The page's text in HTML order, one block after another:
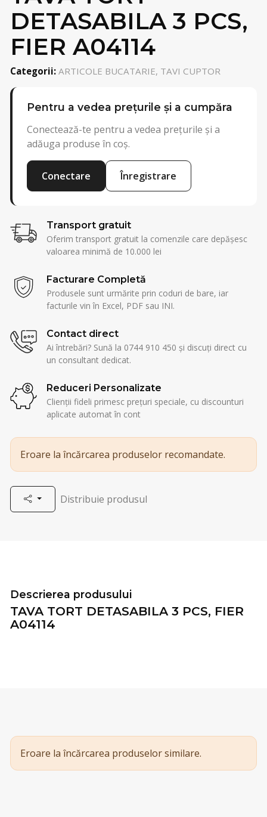
DETASABILA 3 PCS,
FIER A04114
Categorii: ARTICOLE BUCATARIE, TAVI CUPTOR
Pentru a vedea prețurile și a cumpăra
Conectează-te pentru a vedea prețurile și a
adăuga produse în coș.
Conectare Înregistrare
Transport gratuit
Oferim transport gratuit la comenzile care depășesc
valoarea minimă de 10.000 lei
Facturare Completă
Produsele sunt urmărite prin coduri de bare, iar
facturile vin în Excel, PDF sau INI.
Contact direct
Ai întrebări? Sună la 0744 910 450 și discuți direct cu
un consultant dedicat.
Reduceri Personalizate
Clienții fideli primesc prețuri speciale, cu discounturi
aplicate automat în cont
Eroare la încărcarea produselor recomandate.
Distribuie produsul
Descrierea produsului
TAVA TORT DETASABILA 3 PCS, FIER
A04114
Eroare la încărcarea produselor similare.